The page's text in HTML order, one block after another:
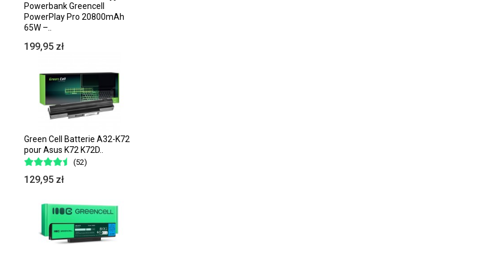
Powerbank Greencell
PowerPlay Pro 20800mAh
65W –..
199,95 zł
Green Cell Batterie A32-K72
pour Asus K72 K72D..
(52)
129,95 zł